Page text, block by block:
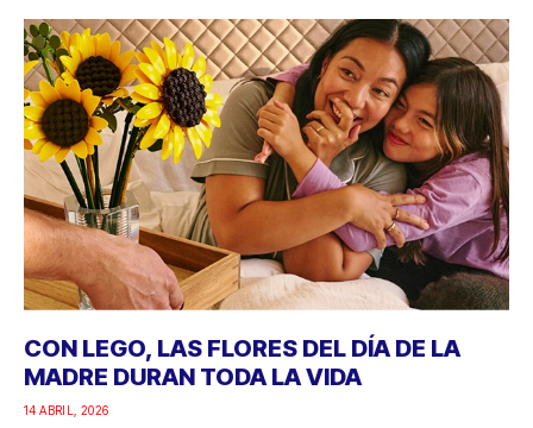
CON LEGO, LAS FLORES DEL DÍA DE LA
MADRE DURAN TODA LA VIDA
14 ABRIL, 2026